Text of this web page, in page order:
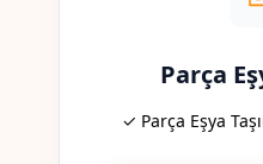
Parça
✓ Parça Eşya